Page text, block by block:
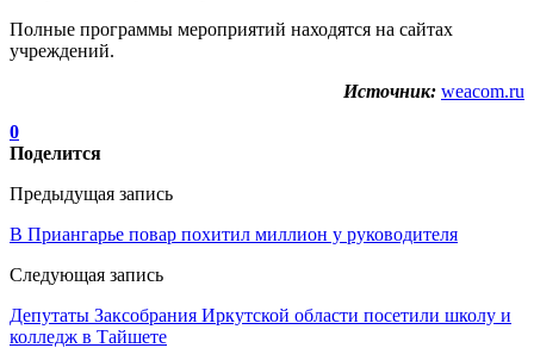
Полные программы мероприятий находятся на сайтах
учреждений.
Источник: weacom.ru
0
Поделится
Предыдущая запись
В Приангарье повар похитил миллион у руководителя
Следующая запись
Депутаты Заксобрания Иркутской области посетили школу и
колледж в Тайшете